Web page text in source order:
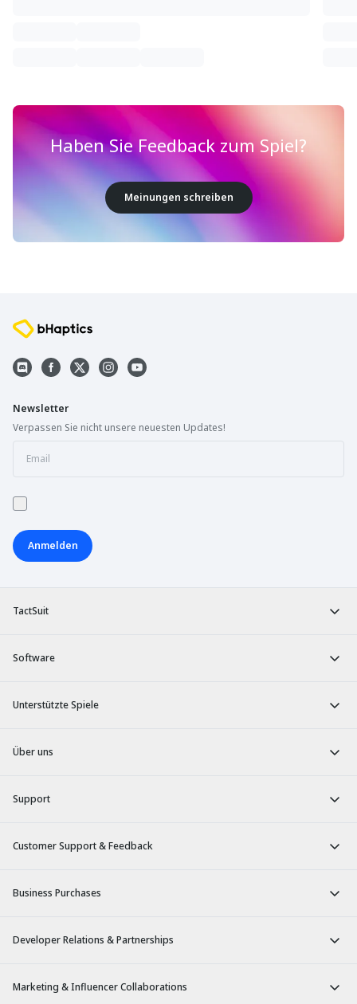
Haben Sie Feedback zum Spiel?
Meinungen schreiben
TactSuit
Software
Unterstützte Spiele
Über uns
Support
Customer Support & Feedback
Business Purchases
Developer Relations & Partnerships
Marketing & Influencer Collaborations
Newsletter
Verpassen Sie nicht unsere neuesten Updates!
Anmelden